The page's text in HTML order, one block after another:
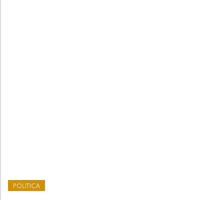
POLITICA